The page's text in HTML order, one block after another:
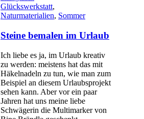
Glückswerkstatt,
Naturmaterialien, Sommer
Steine bemalen im Urlaub
Ich liebe es ja, im Urlaub kreativ
zu werden: meistens hat das mit
Häkelnadeln zu tun, wie man zum
Beispiel an diesem Urlaubsprojekt
sehen kann. Aber vor ein paar
Jahren hat uns meine liebe
Schwägerin die Multimarker von